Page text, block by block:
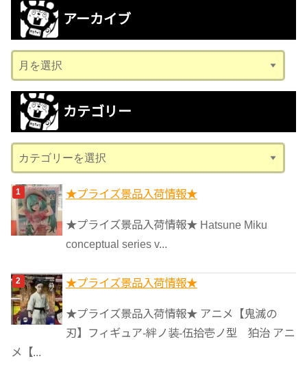
アーカイブ
ー
カ
ブ
カテゴリー
テ
ゴ
リ
ー
★プライズ景品入荷情報★
★プライズ景品入荷情報★ Hatsune Miku
conceptual series v...
★プライズ景品入荷情報★
★プライズ景品入荷情報★ アニメ【鬼滅の
刃】フィギュア-絆ノ装-伍拾壱ノ型 狛治 アニ
メ【...